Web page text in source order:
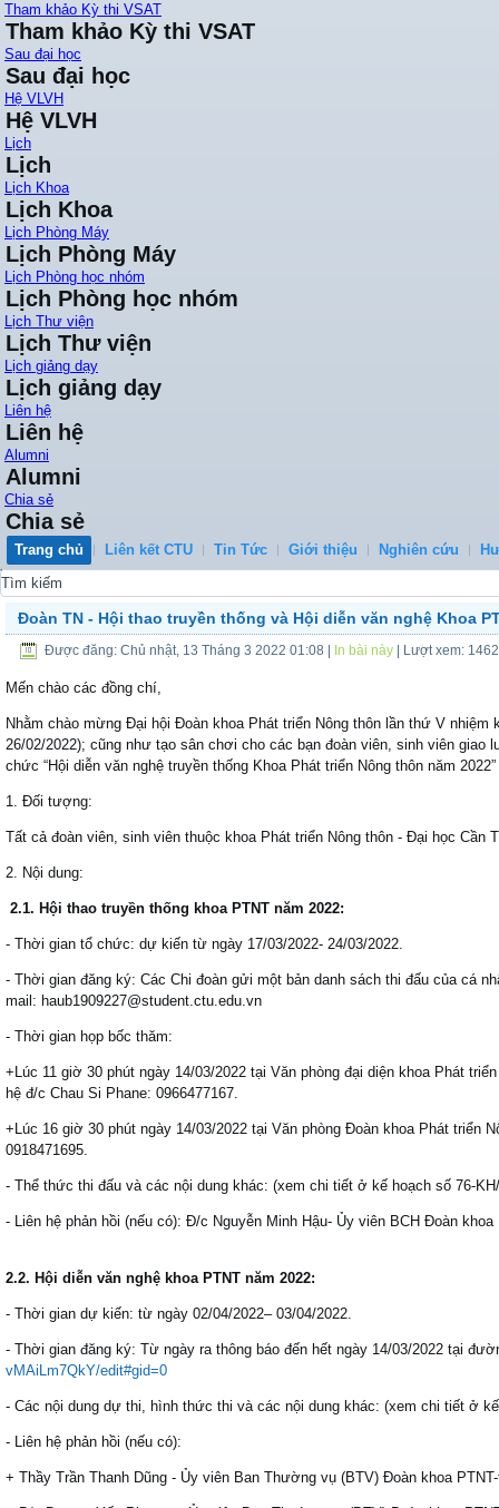
Tham khảo Kỳ thi VSAT
Tham khảo Kỳ thi VSAT
Sau đại học
Sau đại học
Hệ VLVH
Hệ VLVH
Lịch
Lịch
Lịch Khoa
Lịch Khoa
Lịch Phòng Máy
Lịch Phòng Máy
Lịch Phòng học nhóm
Lịch Phòng học nhóm
Lịch Thư viện
Lịch Thư viện
Lịch giảng dạy
Lịch giảng dạy
Liên hệ
Liên hệ
Alumni
Alumni
Chia sẻ
Chia sẻ
Trang chủ Liên kết CTU Tin Tức Giới thiệu Nghiên cứu
0
Đoàn TN - Hội thao truyền thống và Hội diễn văn nghệ Khoa
Được đăng: Chủ nhật, 13 Tháng 3 2022 01:08 In bài này | Lượt xem:
Mến chào các đồng chí,
Nhằm chào mừng Đại hội Đoàn khoa Phát triển Nông thôn lần thứ V
26/02/2022); cũng như tạo sân chơi cho các bạn đoàn viên, sinh viên
chức “Hội diễn văn nghệ truyền thống Khoa Phát triển Nông thôn năm
1. Đối tượng:
Tất cả đoàn viên, sinh viên thuộc khoa Phát triển Nông thôn - Đại học Cần
2. Nội dung:
2.1. Hội thao truyền thống khoa PTNT năm 2022:
- Thời gian tổ chức: dự kiến từ ngày 17/03/2022- 24/03/2022.
- Thời gian đăng ký: Các Chi đoàn gửi một bản danh sách thi đấu của cá
mail: haub1909227@student.ctu.edu.vn
- Thời gian họp bốc thăm:
+Lúc 11 giờ 30 phút ngày 14/03/2022 tại Văn phòng đại diện khoa Phát
hệ đ/c Chau Si Phane: 0966477167.
+Lúc 16 giờ 30 phút ngày 14/03/2022 tại Văn phòng Đoàn khoa Phát triển
0918471695.
- Thể thức thi đấu và các nội dung khác: (xem chi tiết ở kế hoạch số 76-
- Liên hệ phản hồi (nếu có): Đ/c Nguyễn Minh Hậu- Ủy viên BCH Đoàn
2.2. Hội diễn văn nghệ khoa PTNT năm 2022:
- Thời gian dự kiến: từ ngày 02/04/2022– 03/04/2022.
- Thời gian đăng ký: Từ ngày ra thông báo đến hết ngày 14/03/2022 tại
vMAiLm7QkY/edit#gid=0
- Các nội dung dự thi, hình thức thi và các nội dung khác: (xem chi tiết ở
- Liên hệ phản hồi (nếu có):
+ Thầy Trần Thanh Dũng - Ủy viên Ban Thường vụ (BTV) Đoàn khoa